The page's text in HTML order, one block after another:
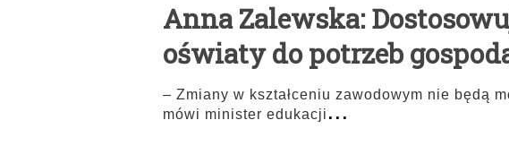
Anna Zalewska:
oświaty do potrzeb
– Zmiany w kształceniu zawodowym nie będą
mówi minister edukacji...